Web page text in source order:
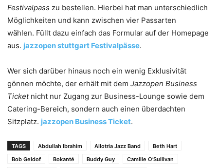
Festivalpass zu bestellen. Hierbei hat man unterschiedlich
Möglichkeiten und kann zwischen vier Passarten
wählen. Füllt dazu einfach das Formular auf der Homepage
aus. jazzopen stuttgart Festivalpässe.
Wer sich darüber hinaus noch ein wenig Exklusivität
gönnen möchte, der erhält mit dem Jazzopen Business
Ticketnicht nur Zugang zur Business-Lounge sowie dem
Catering-Bereich, sondern auch einen überdachten
Sitzplatz. jazzopen Business Ticket.
TAGS Abdullah Ibrahim Allotria Jazz Band
Beth Hart
Bob Geldof
Bokanté Buddy Guy
Camille O’Sullivan